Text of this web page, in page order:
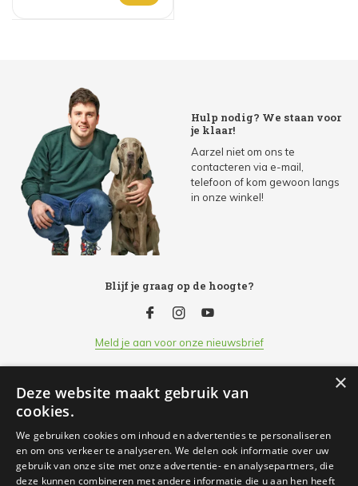
Hulp nodig? We staan voor
je klaar!
Aarzel niet om ons te
contacteren via e-mail,
telefoon of kom gewoon langs
in onze winkel!
Blijf je graag op de hoogte?
Meld je aan voor onze nieuwsbrief
Klantenservice
Openingsuren
×
Deze website maakt gebruik van
cookies.
We gebruiken cookies om inhoud en advertenties te personaliseren
en om ons verkeer te analyseren. We delen ook informatie over uw
gebruik van onze site met onze advertentie- en analysepartners, die
deze kunnen combineren met andere informatie die u aan hen heeft